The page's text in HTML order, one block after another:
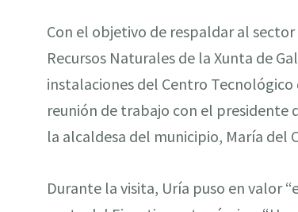
Con el objetivo de respaldar al
Recursos Naturales de la Xunta de
instalaciones del Centro
reunión de trabajo con el presidente
la alcaldesa del municipio, María del
Durante la visita, Uría puso en valor